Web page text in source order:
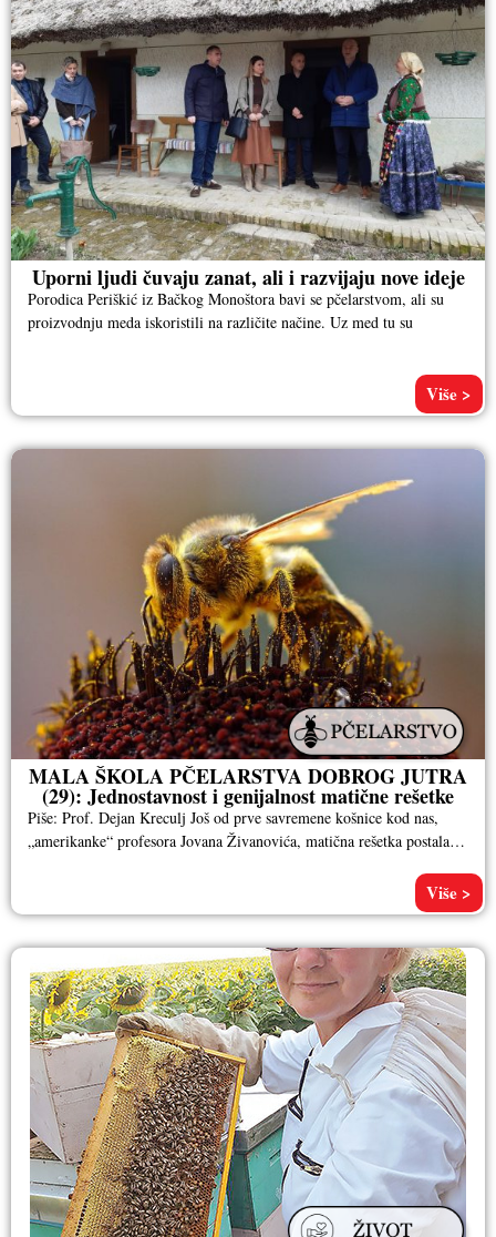
Uporni ljudi čuvaju zanat, ali i razvijaju nove ideje
Porodica Periškić iz Bačkog Monoštora bavi se pčelarstvom, ali su
proizvodnju meda iskoristili na različite načine. Uz med tu su
Više >
MALA ŠKOLA PČELARSTVA DOBROG JUTRA
(29): Jednostavnost i genijalnost matične rešetke
Piše: Prof. Dejan Kreculj Još od prve savremene košnice kod nas,
„amerikanke“ profesora Jovana Živanovića, matična rešetka postala je
Više >